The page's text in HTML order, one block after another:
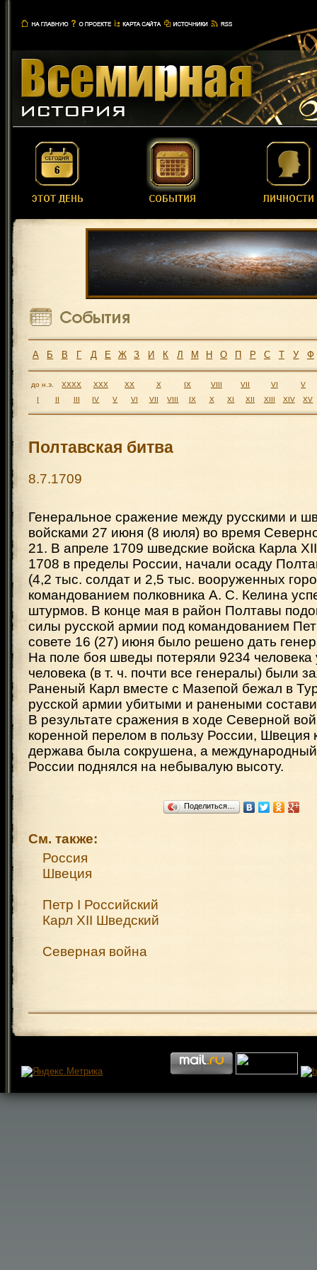
А Б В Г Д Е Ж З И К Л М Н О П Р С Т У Ф
до н.э. XXXX XXX XX X IX VIII VII VI
V
I
II III IV V VI VII VIII IX X XI XII XIII XIV XV
Полтавская битва
8.7.1709
Генеральное сражение между русскими и
войсками 27 июня (8 июля) во время
21. В апреле 1709 шведские войска Карла
1708 в пределы России, начали осаду
(4,2 тыс. солдат и 2,5 тыс. вооруженных
командованием полковника А. С. Келина
штурмов. В конце мая в район Полтавы
силы русской армии под командованием
совете 16 (27) июня было решено дать
На поле боя шведы потеряли 9234
человека (в т. ч. почти все генералы) были
Раненый Карл вместе с Мазепой бежал в
русской армии убитыми и ранеными
В результате сражения в ходе Северной
коренной перелом в пользу России, Швеция
держава была сокрушена, а международный
России поднялся на небывалую высоту.
Поделиться…
См. также:
Россия
Швеция
Петр I Российский
Карл XII Шведский
Северная война